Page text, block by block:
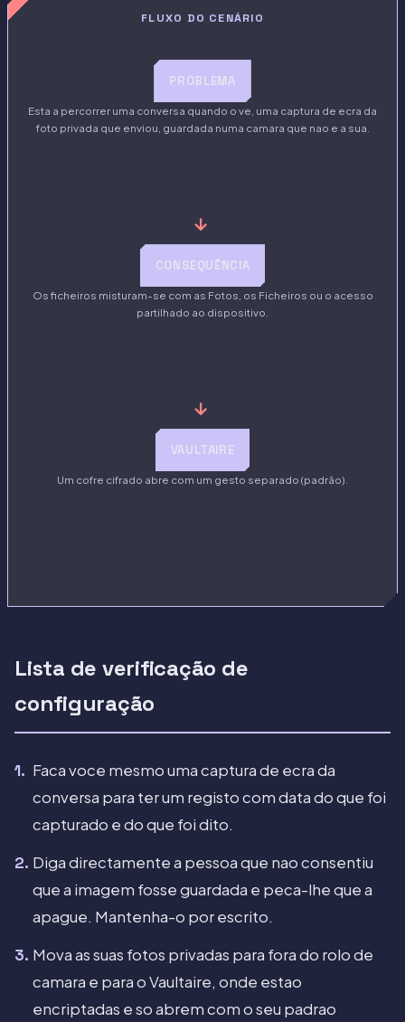
FLUXO DO CENÁRIO
PROBLEMA
Esta a percorrer uma conversa quando o ve, uma captura de ecra da
foto privada que enviou, guardada numa camara que nao e a sua.
→
CONSEQUÊNCIA
Os ficheiros misturam-se com as Fotos, os Ficheiros ou o acesso
partilhado ao dispositivo.
→
VAULTAIRE
Um cofre cifrado abre com um gesto separado (padrão).
Lista de verificação de
configuração
Faca voce mesmo uma captura de ecra da
conversa para ter um registo com data do que foi
capturado e do que foi dito.
Diga directamente a pessoa que nao consentiu
que a imagem fosse guardada e peca-lhe que a
apague. Mantenha-o por escrito.
Mova as suas fotos privadas para fora do rolo de
camara e para o Vaultaire, onde estao
encriptadas e so abrem com o seu padrao